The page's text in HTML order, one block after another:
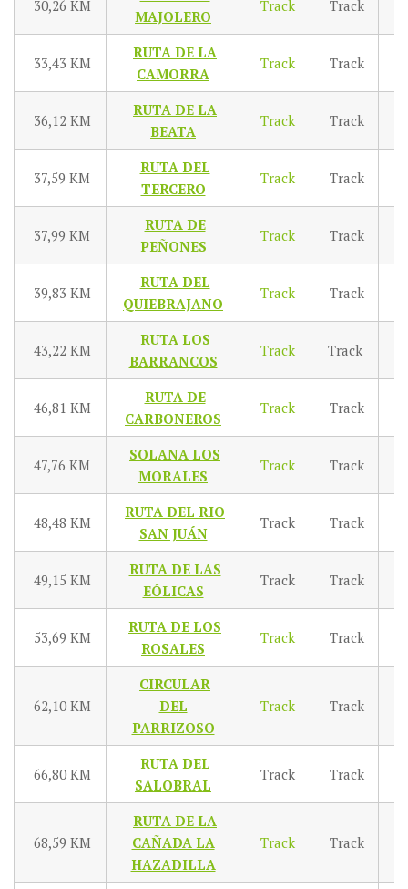
30,26 KM
MAJOLERO
Track Track
33,43 KM
RUTA DE LA
CAMORRA
Track Track
36,12 KM
RUTA DE LA
BEATA
Track Track
37,59 KM
RUTA DEL
TERCERO
Track Track
37,99 KM
RUTA DE
PEÑONES
Track Track
39,83 KM
RUTA DEL
QUIEBRAJANO
Track Track
43,22 KM
RUTA LOS
BARRANCOS
Track Track
46,81 KM
RUTA DE
CARBONEROS
Track Track
47,76 KM
SOLANA LOS
MORALES
Track Track
48,48 KM
RUTA DEL RIO
SAN JUÁN
Track Track
49,15 KM
RUTA DE LAS
EÓLICAS
Track Track
53,69 KM
RUTA DE LOS
ROSALES
Track Track
62,10 KM
CIRCULAR
DEL
PARRIZOSO
Track Track
66,80 KM
RUTA DEL
SALOBRAL
Track Track
68,59 KM
RUTA DE LA
CAÑADA LA
HAZADILLA
Track Track